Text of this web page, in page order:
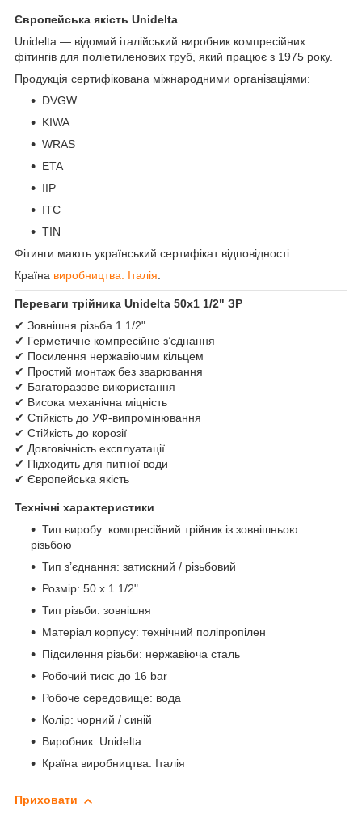
Європейська якість Unidelta
Unidelta — відомий італійський виробник компресійних
фітингів для поліетиленових труб, який працює з 1975 року.
Продукція сертифікована міжнародними організаціями:
DVGW
KIWA
WRAS
ETA
IIP
ITC
TIN
Фітинги мають український сертифікат відповідності.
Країна виробництва: Італія
Переваги трійника Unidelta 50х1 1/2" ЗР
✔ Зовнішня різьба 1 1/2"
✔ Герметичне компресійне з’єднання
✔ Посилення нержавіючим кільцем
✔ Простий монтаж без зварювання
✔ Багаторазове використання
✔ Висока механічна міцність
✔ Стійкість до УФ-випромінювання
✔ Стійкість до корозії
✔ Довговічність експлуатації
✔ Підходить для питної води
✔ Європейська якість
Технічні характеристики
Тип виробу: компресійний трійник із зовнішньою
різьбою
Тип з’єднання: затискний / різьбовий
Розмір: 50 х 1 1/2"
Тип різьби: зовнішня
Матеріал корпусу: технічний поліпропілен
Підсилення різьби: нержавіюча сталь
Робочий тиск: до 16 bar
Робоче середовище: вода
Колір: чорний / синій
Виробник: Unidelta
Країна виробництва: Італія
Приховати